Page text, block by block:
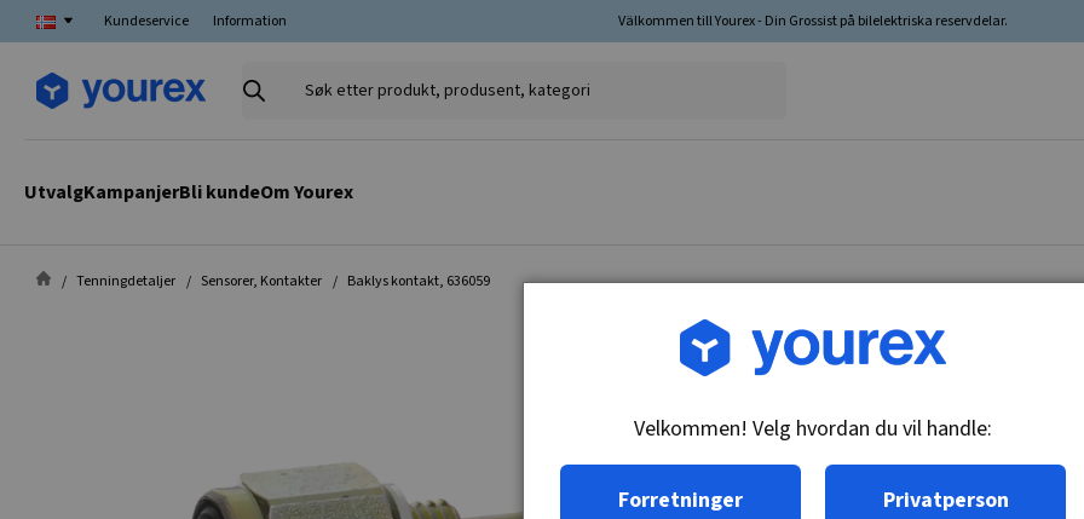
Kundeservice Information Välkommen till Yourex - Din Grossist på bilelektriska reservdelar.
Søk
kategori
UtvalgKampanjerBli kundeOm Yourex
Tenningdetaljer Sensorer, Kontakter Baklys kontakt, 636059
Varenr.: 1860058
Velkommen! Velg hvordan du vil handle:
Forretninger Privatperson